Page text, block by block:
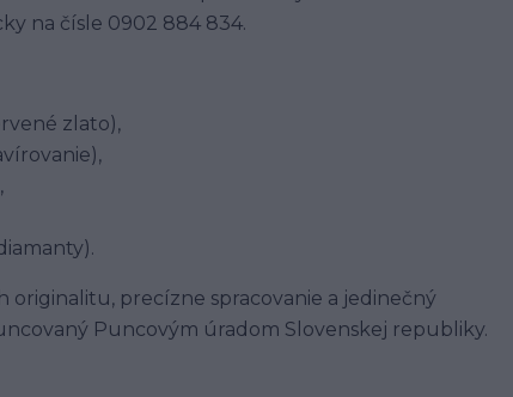
na čísle 0902 884 834.
zlato),
precízne spracovanie a jedinečný
Puncovým úradom Slovenskej republiky.